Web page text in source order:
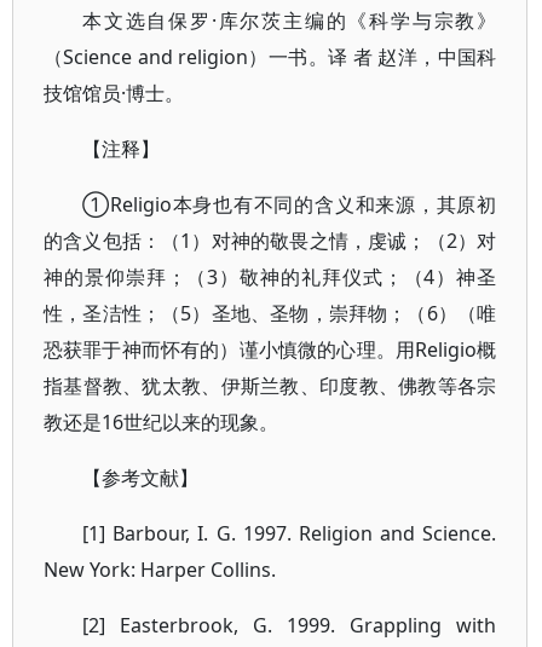
本文选自保罗·库尔茨主编的《科学与宗教》
（Science and religion）一书。译 者 赵洋，中国科
技馆馆员·博士。
【注释】
①Religio本身也有不同的含义和来源，其原初
的含义包括：（1）对神的敬畏之情，虔诚；（2）对
神的景仰崇拜；（3）敬神的礼拜仪式；（4）神圣
性，圣洁性；（5）圣地、圣物，崇拜物；（6）（唯
恐获罪于神而怀有的）谨小慎微的心理。用Religio概
指基督教、犹太教、伊斯兰教、印度教、佛教等各宗
教还是16世纪以来的现象。
【参考文献】
[1] Barbour, I. G. 1997. Religion and Science.
New York: Harper Collins.
[2] Easterbrook, G. 1999. Grappling with